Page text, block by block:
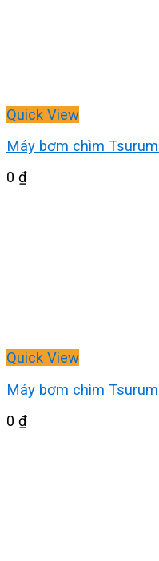
Quick View
Máy bơm chìm
0 ₫
Quick View
Máy bơm chìm
0 ₫